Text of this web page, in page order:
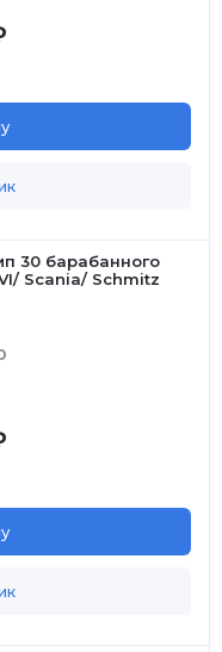
30 барабанного
Scania/ Schmitz